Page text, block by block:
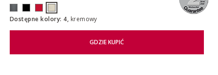
Dostępne kolory: 4, kremowy
GDZIE KUPIĆ